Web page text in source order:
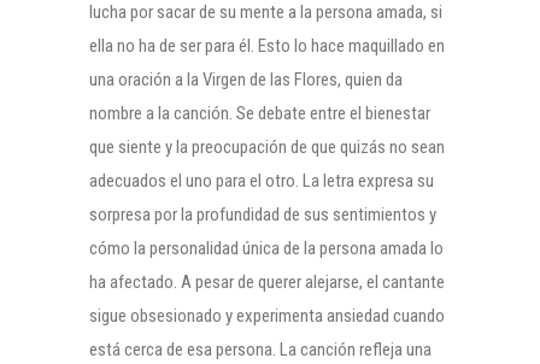
lucha por sacar de su mente a la persona amada, si
ella no ha de ser para él. Esto lo hace maquillado en
una oración a la Virgen de las Flores, quien da
nombre a la canción. Se debate entre el bienestar
que siente y la preocupación de que quizás no sean
adecuados el uno para el otro. La letra expresa su
sorpresa por la profundidad de sus sentimientos y
cómo la personalidad única de la persona amada lo
ha afectado. A pesar de querer alejarse, el cantante
sigue obsesionado y experimenta ansiedad cuando
está cerca de esa persona. La canción refleja una